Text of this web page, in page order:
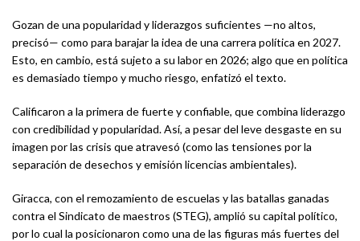
Gozan de una popularidad y liderazgos suficientes —no altos,
precisó— como para barajar la idea de una carrera política en 2027.
Esto, en cambio, está sujeto a su labor en 2026; algo que en política
es demasiado tiempo y mucho riesgo, enfatizó el texto.
Calificaron a la primera de fuerte y confiable, que combina liderazgo
con credibilidad y popularidad. Así, a pesar del leve desgaste en su
imagen por las crisis que atravesó (como las tensiones por la
separación de desechos y emisión licencias ambientales).
Giracca, con el remozamiento de escuelas y las batallas ganadas
contra el Sindicato de maestros (STEG), amplió su capital político,
por lo cual la posicionaron como una de las figuras más fuertes del